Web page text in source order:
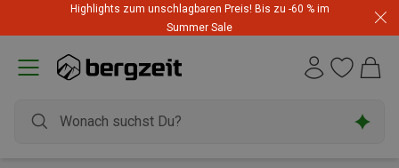
Highlights zum unschlagbaren Preis! Bis zu -60 % im
Summer Sale